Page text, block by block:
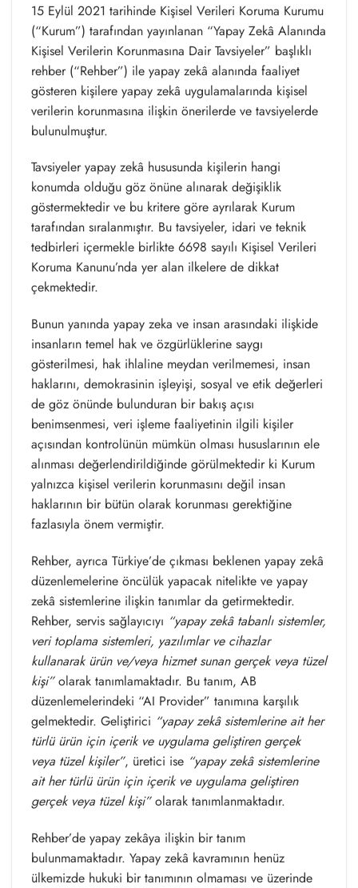
15 Eylül 2021 tarihinde Kişisel Verileri Koruma Kurumu
(“Kurum”) tarafından yayınlanan “Yapay Zekâ Alanında
Kişisel Verilerin Korunmasına Dair Tavsiyeler” başlıklı
rehber (“Rehber”) ile yapay zekâ alanında faaliyet
gösteren kişilere yapay zekâ uygulamalarında kişisel
verilerin korunmasına ilişkin önerilerde ve tavsiyelerde
bulunulmuştur.
Tavsiyeler yapay zekâ hususunda kişilerin hangi
konumda olduğu göz önüne alınarak değişiklik
göstermektedir ve bu kritere göre ayrılarak Kurum
tarafından sıralanmıştır. Bu tavsiyeler, idari ve teknik
tedbirleri içermekle birlikte 6698 sayılı Kişisel Verileri
Koruma Kanunu’nda yer alan ilkelere de dikkat
çekmektedir.
Bunun yanında yapay zeka ve insan arasındaki ilişkide
insanların temel hak ve özgürlüklerine saygı
gösterilmesi, hak ihlaline meydan verilmemesi, insan
haklarını, demokrasinin işleyişi, sosyal ve etik değerleri
de göz önünde bulunduran bir bakış açısı
benimsenmesi, veri işleme faaliyetinin ilgili kişiler
açısından kontrolünün mümkün olması hususlarının ele
alınması değerlendirildiğinde görülmektedir ki Kurum
yalnızca kişisel verilerin korunmasını değil insan
haklarının bir bütün olarak korunması gerektiğine
fazlasıyla önem vermiştir.
Rehber, ayrıca Türkiye’de çıkması beklenen yapay zekâ
düzenlemelerine öncülük yapacak nitelikte ve yapay
zekâ sistemlerine ilişkin tanımlar da getirmektedir.
Rehber, servis sağlayıcıyı “yapay zekâ tabanlı sistemler,
veri toplama sistemleri, yazılımlar ve cihazlar
kullanarak ürün ve/veya hizmet sunan gerçek veya tüzel
kişi”olarak tanımlamaktadır. Bu tanım, AB
düzenlemelerindeki “AI Provider” tanımına karşılık
gelmektedir. Geliştirici “yapay zekâ sistemlerine ait her
türlü ürün için içerik ve uygulama geliştiren gerçek
veya tüzel kişiler”, üretici ise “yapay zekâ sistemlerine
ait her türlü ürün için içerik ve uygulama geliştiren
gerçek veya tüzel kişi”olarak tanımlanmaktadır.
Rehber’de yapay zekâya ilişkin bir tanım
bulunmamaktadır. Yapay zekâ kavramının henüz
ülkemizde hukuki bir tanımının olmaması ve üzerinde